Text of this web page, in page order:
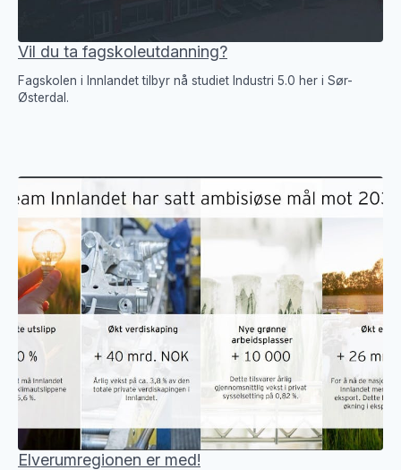
Vil du ta fagskoleutdanning?
Fagskolen i Innlandet tilbyr nå studiet Industri 5.0 her i Sør-
Østerdal.
Elverumregionen er med!